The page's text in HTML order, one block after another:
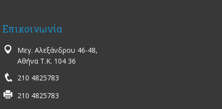
Επικοινωνία
Μεγ. Αλεξάνδρου 46-48,
Αθήνα Τ.Κ. 104 36
210 4825783
210 4825783